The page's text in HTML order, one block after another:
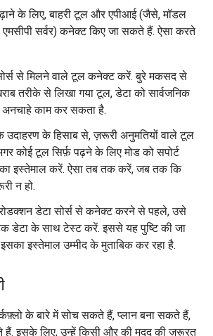
के लिए, बाहरी टूल और एपीआई (जैसे, मॉडल
एमसीपी सर्वर) कनेक्ट किए जा सकते हैं. ऐसा करते
से मिलने वाले टूल कनेक्ट करें. बुरे मकसद से
तरीके से लिखा गया टूल, डेटा को सार्वजनिक
काम कर सकता है.
उदाहरण के हिसाब से, ज़रूरी अनुमतियों वाले टूल
कोई टूल सिर्फ़ पढ़ने के लिए मोड को सपोर्ट
इस्तेमाल करें. ऐसा तब तक करें, जब तक कि
न हो.
डेटा सोर्स से कनेक्ट करने से पहले, उसे
डेटा के साथ टेस्ट करें. इससे यह पुष्टि की जा
इस्तेमाल उम्मीद के मुताबिक कर रहा है.
के बारे में सोच सकते हैं, प्लान बना सकते हैं,
इसके लिए, उन्हें किसी और की मदद की ज़रूरत